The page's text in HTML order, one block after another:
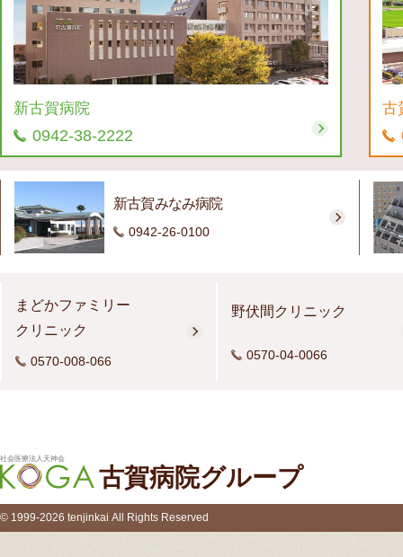
新古賀病院
0942-38-2222
古
新古賀みなみ病院
0942-26-0100
まどかファミリー
クリニック
0570-008-066
野伏間クリニック
0570-04-0066
社会医療法人天神会
古賀病院グループ
© 1999-2026 tenjinkai All Rights Reserved